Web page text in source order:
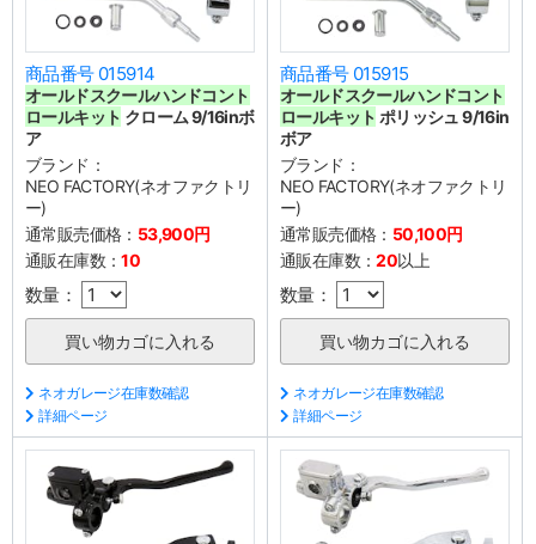
商品番号 015914
オールドスクールハンドコント
ロールキット クローム 9/16inボ
ア
ブランド：
NEO FACTORY(ネオファクトリ
ー)
通常販売価格： 53,900円
通販在庫数：10
数量：
ネオガレージ在庫数確認
詳細ページ
商品番号 015915
オールドスクールハンドコント
ロールキット ポリッシュ 9/16in
ボア
ブランド：
NEO FACTORY(ネオファクトリ
ー)
通常販売価格： 50,100円
通販在庫数：20以上
数量：
ネオガレージ在庫数確認
詳細ページ